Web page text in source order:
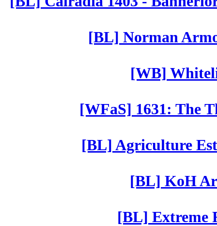
[BL] Norman
[WB]
[WFaS] 1631: The
[BL] Agriculture
[BL] KoH
[BL] Extreme